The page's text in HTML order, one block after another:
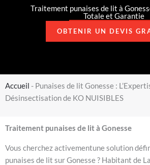
Traitement punaises de lit à
Totale et Garantie
OBTENIR UN DEVIS
Accueil - Punaises de lit Gonesse :
Désinsectisation de KO NUISIBLES
Traitement punaises de lit à Gonesse
Vous cherchez activementune solution
punaises de lit sur Gonesse ? Habitant de